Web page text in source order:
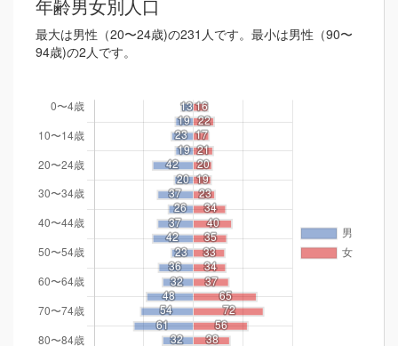
年齢男女別人口
最大は男性（20〜24歳)の231人です。最小は男性（90〜
94歳)の2人です。